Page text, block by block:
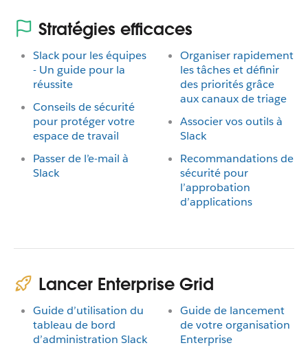
Stratégies efficaces
Slack pour les équipes
- Un guide pour la
réussite
Conseils de sécurité
pour protéger votre
espace de travail
Passer de l’e-mail à
Slack
Organiser rapidement
les tâches et définir
des priorités grâce
aux canaux de triage
Associer vos outils à
Slack
Recommandations de
sécurité pour
l’approbation
d’applications
Lancer Enterprise Grid
Guide d’utilisation du
tableau de bord
d’administration Slack
Guide de lancement
de votre organisation
Enterprise